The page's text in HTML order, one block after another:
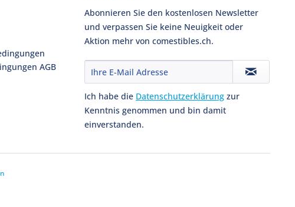
AGB
Abonnieren Sie den kostenlosen Newsletter
und verpassen Sie keine Neuigkeit oder
Aktion mehr von comestibles.ch.
Ich habe die Datenschutzerklärung zur
Kenntnis genommen und bin damit
einverstanden.